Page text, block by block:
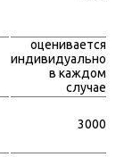
оценивается
индивидуально
в каждом
случае
3000